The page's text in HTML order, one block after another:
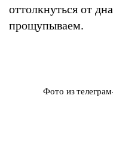
оттолкнуться от
прощупываем.
Фото из